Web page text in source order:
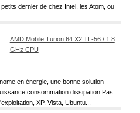
dernier de chez Intel, les Atom, ou
AMD Mobile Turion 64 X2 TL-56 / 1.8
GHz CPU
en énergie, une bonne solution
consommation dissipation.Pas
XP, Vista, Ubuntu...